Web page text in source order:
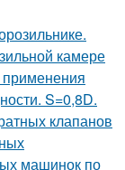
камере
S=0,8D.
клапанов
машинок по